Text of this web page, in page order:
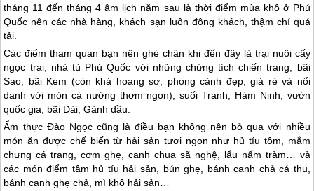
tháng 11 đến tháng 4 âm lịch năm sau là thời điểm mùa khô ở Phú
Quốc nên các nhà hàng, khách sạn luôn đông khách, thậm chí quá
tải.
Các điểm tham quan bạn nên ghé chân khi đến đây là trại nuôi cấy
ngọc trai, nhà tù Phú Quốc với những chứng tích chiến trang, bãi
Sao, bãi Kem (còn khá hoang sơ, phong cảnh đẹp, giá rẻ và nổi
danh với món cá nướng thơm ngon), suối Tranh, Hàm Ninh, vườn
quốc gia, bãi Dài, Gành dầu.
Ẩm thực Đảo Ngọc cũng là điều bạn không nên bỏ qua với nhiều
món ăn được chế biến từ hải sản tươi ngon như hủ tíu tôm, mắm
chưng cá trang, cơm ghẹ, canh chua sã nghệ, lẩu nấm tràm… và
các món điểm tâm hủ tíu hải sản, bún ghẹ, bánh canh chả cá thu,
bánh canh ghẹ chả, mì khô hải sản…